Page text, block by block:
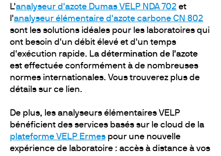
L'analyseur d'azote Dumas VELP NDA 702 et
l'analyseur élémentaire d'azote carbone CN 802
sont les solutions idéales pour les laboratoires qui
ont besoin d'un débit élevé et d'un temps
d'exécution rapide. La détermination de l'azote
est effectuée conformément à de nombreuses
normes internationales. Vous trouverez plus de
détails sur ce lien.
De plus, les analyseurs élémentaires VELP
bénéficient des services basés sur le cloud de la
plateforme VELP Ermes pour une nouvelle
expérience de laboratoire : accès à distance à vos